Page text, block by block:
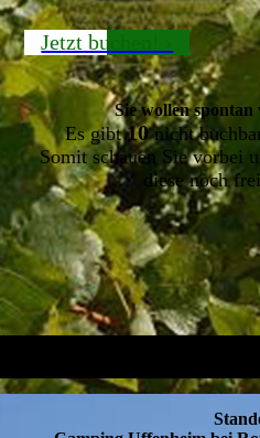
Jetzt buchen! ›
Sie wollen
Es gibt10nicht
Somit schauen Sie vorbei
diese noch